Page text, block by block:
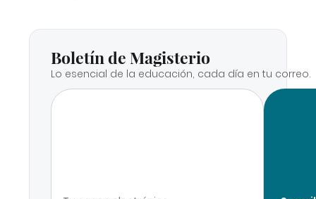
Boletín de Magisterio
Lo esencial de la educación, cada día en tu correo.